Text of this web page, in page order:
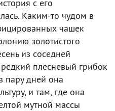
с его
Каким-то чудом в
чашек
золотистого
из соседней
плесневый грибок
пару дней она
и там, где она
мутной массы